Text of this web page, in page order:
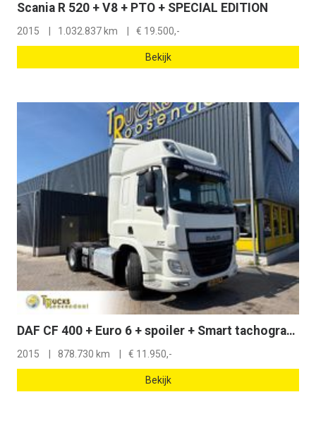
Scania R 520 + V8 + PTO + SPECIAL EDITION
2015 1.032.837 km € 19.500,-
Bekijk
DAF CF 400 + Euro 6 + spoiler + Smart tachograph + nice truck
2015 878.730 km € 11.950,-
Bekijk